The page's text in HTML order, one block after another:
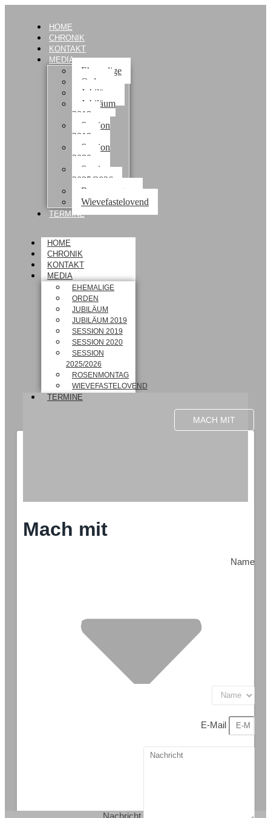
HOME
CHRONIK
KONTAKT
MEDIA
Ehemalige
Orden
Jubiläum
Jubiläum
2019
Session
2019
Session
2020
Session
2025/2026
Rosenmontag
Wievefastelovend
TERMINE
HOME
CHRONIK
KONTAKT
MEDIA
EHEMALIGE
ORDEN
JUBILÄUM
JUBILÄUM 2019
SESSION 2019
SESSION 2020
SESSION
2025/2026
ROSENMONTAG
WIEVEFASTELOVEND
TERMINE
MACH MIT
Mach mit
Name
E-Mail
Nachricht